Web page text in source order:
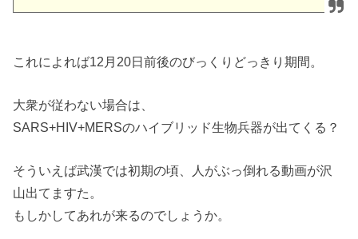
これによれば12月20日前後のびっくりどっきり期間。
大衆が従わない場合は、
SARS+HIV+MERSのハイブリッド生物兵器が出てくる？
そういえば武漢では初期の頃、人がぶっ倒れる動画が沢
山出てますた。
もしかしてあれが来るのでしょうか。